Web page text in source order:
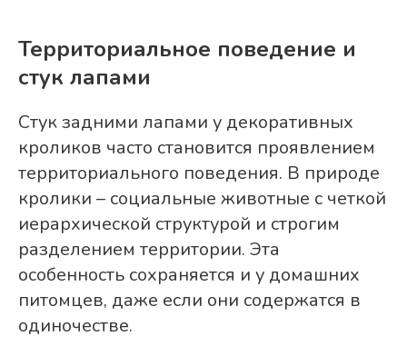
Территориальное поведение и
стук лапами
Стук задними лапами у декоративных
кроликов часто становится проявлением
территориального поведения. В природе
кролики – социальные животные с четкой
иерархической структурой и строгим
разделением территории. Эта
особенность сохраняется и у домашних
питомцев, даже если они содержатся в
одиночестве.